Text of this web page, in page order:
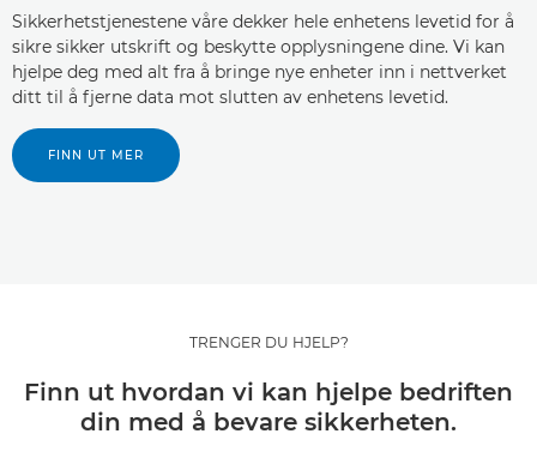
Sikkerhetstjenestene våre dekker hele enhetens levetid for å
sikre sikker utskrift og beskytte opplysningene dine. Vi kan
hjelpe deg med alt fra å bringe nye enheter inn i nettverket
ditt til å fjerne data mot slutten av enhetens levetid.
FINN UT MER
TRENGER DU HJELP?
Finn ut hvordan vi kan hjelpe bedriften
din med å bevare sikkerheten.